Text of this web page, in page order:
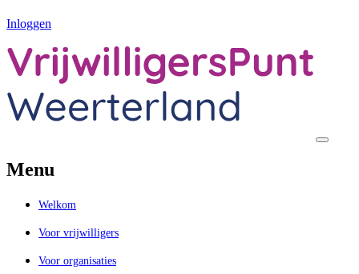
Inloggen
Menu
Welkom
Voor vrijwilligers
Voor organisaties